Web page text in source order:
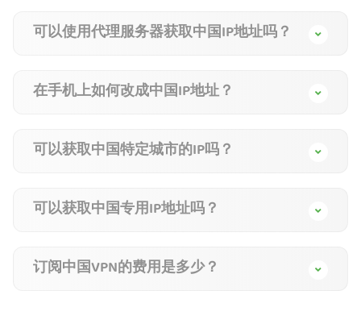
可以使用代理服务器获取中国IP地址吗？
在手机上如何改成中国IP地址？
可以获取中国特定城市的IP吗？
可以获取中国专用IP地址吗？
订阅中国VPN的费用是多少？